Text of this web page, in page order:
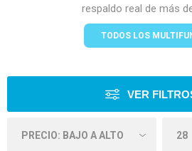
respaldo real de más
TODOS LOS
VER